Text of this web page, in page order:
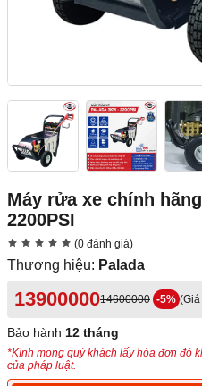
Máy rửa xe chính
2200PSI
(0 đánh giá)
Thương hiệu: Palada
1390000014600000 -5%
Bảo hành 12 tháng
*Kính mong quý khách lấy hóa đơn đỏ
của pháp luật.